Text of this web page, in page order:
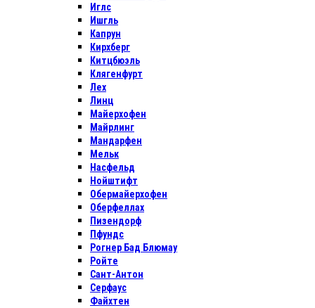
Иглс
Ишгль
Капрун
Кирхберг
Китцбюэль
Клягенфурт
Лех
Линц
Майерхофен
Майрлинг
Мандарфен
Мельк
Насфельд
Нойштифт
Обермайерхофен
Оберфеллах
Пизендорф
Пфундс
Рогнер Бад Блюмау
Ройте
Сант-Антон
Серфаус
Файхтен